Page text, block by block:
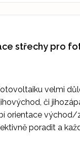
střechy pro
velmi
či
orientace východ/
poradit a